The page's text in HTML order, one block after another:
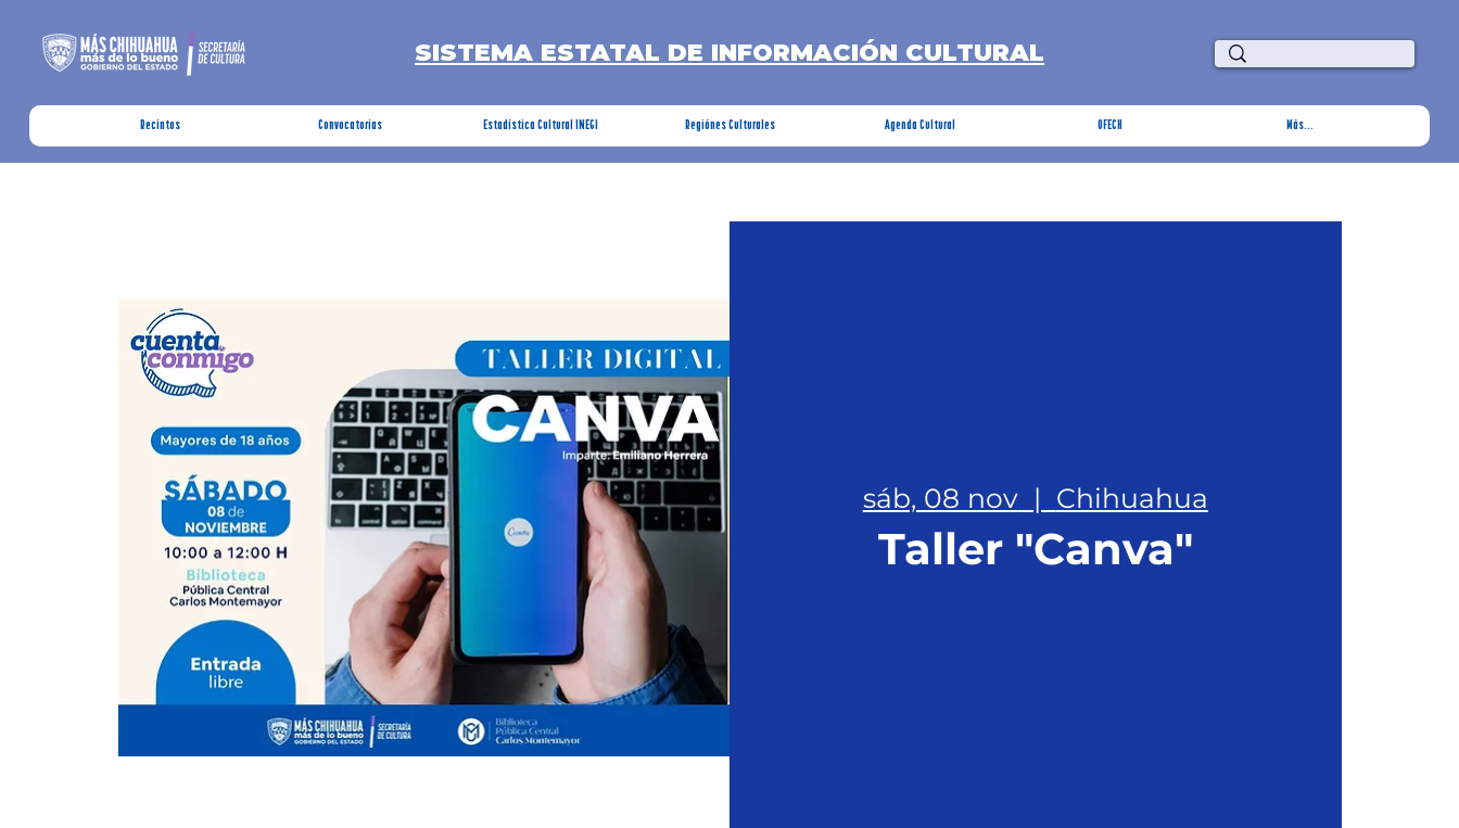
SISTEMA ESTATAL DE INFORMACIÓN CULTURAL
Recintos Convocatorias Estadística Cultural INEGI Regiónes Culturales Agenda Cultural OFECH Más...
sáb, 08 nov
  |
Chihuahua
Taller "Canva"